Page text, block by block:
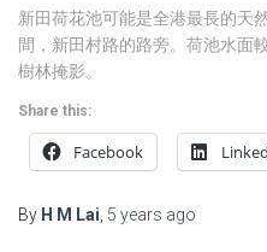
新田荷花池可能是全港最長的天
間，新田村路的路旁。荷池水面
樹林掩影。
Share this:
Facebook
By H M Lai 5 years ago